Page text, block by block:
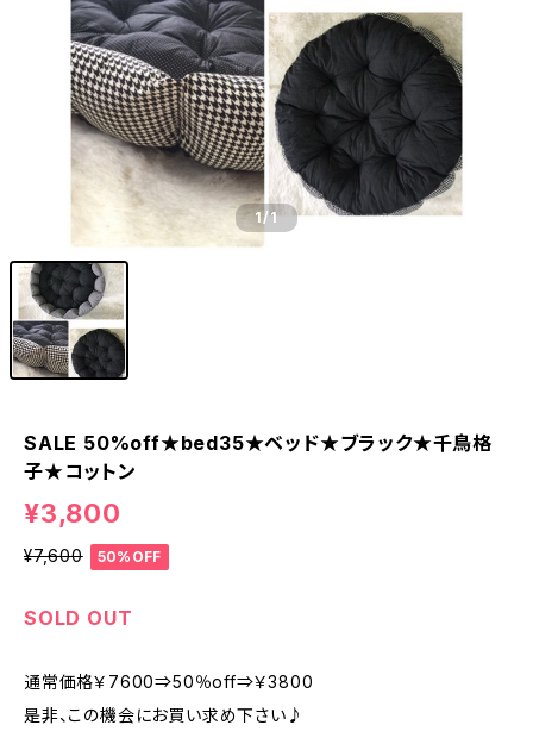
1/1
SALE 50%off★bed35★ベッド★ブラック★千鳥格
子★コットン
¥3,800
¥7,600 50%OFF
SOLD OUT
通常価格￥7600⇒50％off⇒￥3800
是非、この機会にお買い求め下さい♪